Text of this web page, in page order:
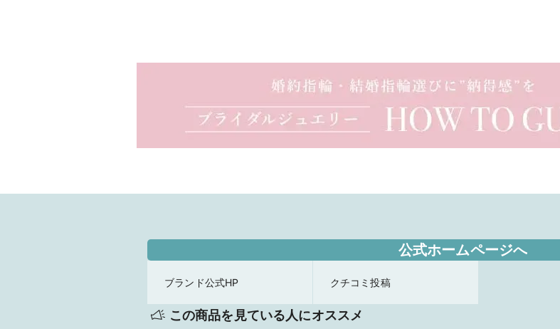
公式ホームページへ
ブランド公式HP クチコミ投稿
この商品を見ている人にオススメ